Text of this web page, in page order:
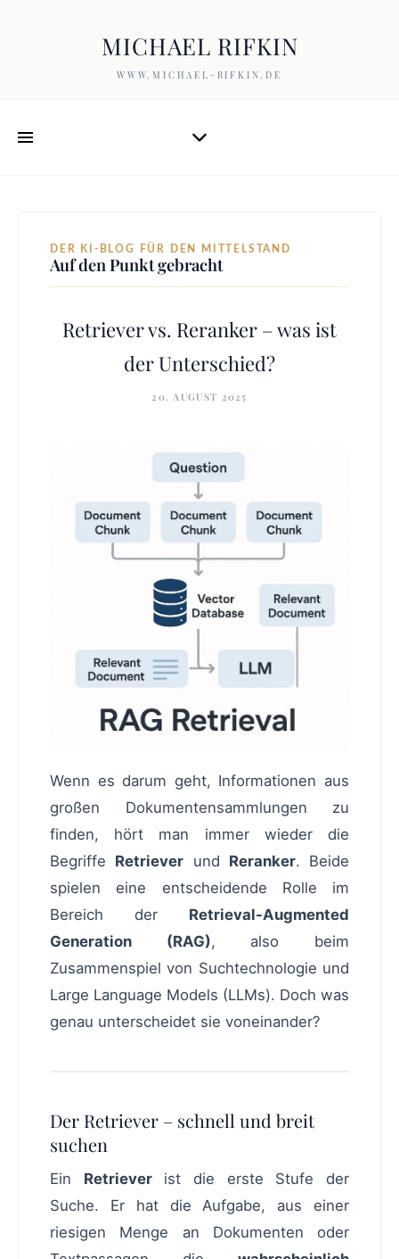
MICHAEL RIFKIN
WWW.MICHAEL-RIFKIN.DE
DER KI-BLOG FÜR DEN MITTELSTAND
Auf den Punkt gebracht
Retriever vs. Reranker – was ist
der Unterschied?
20. AUGUST 2025
Wenn es darum geht, Informationen aus
großen Dokumentensammlungen zu
finden, hört man immer wieder die
Begriffe Retriever und Reranker. Beide
spielen eine entscheidende Rolle im
Bereich der Retrieval-Augmented
Generation (RAG), also beim
Zusammenspiel von Suchtechnologie und
Large Language Models (LLMs). Doch was
genau unterscheidet sie voneinander?
Der Retriever – schnell und breit
suchen
Ein Retrieverist die erste Stufe der
Suche. Er hat die Aufgabe, aus einer
riesigen Menge an Dokumenten oder